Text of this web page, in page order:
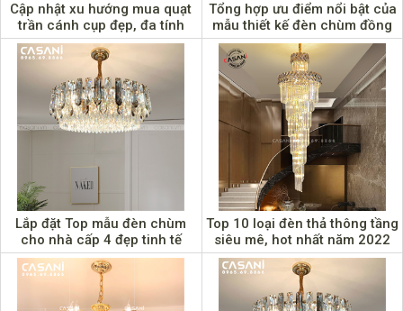
Cập nhật xu hướng mua quạt
trần cánh cụp đẹp, đa tính
năng năm 2022
Tổng hợp ưu điểm nổi bật của
mẫu thiết kế đèn chùm đồng
Lắp đặt Top mẫu đèn chùm
cho nhà cấp 4 đẹp tinh tế
hoàn mỹ
Top 10 loại đèn thả thông tầng
siêu mê, hot nhất năm 2022